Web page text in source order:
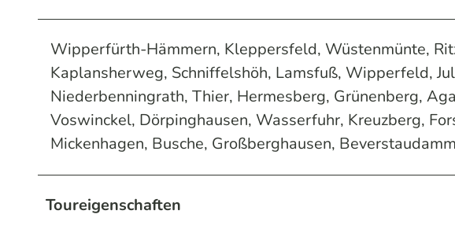
Wipperfürth-Hämmern, Kleppersfeld, Wüstenmünte,
Kaplansherweg, Schniffelshöh, Lamsfuß, Wipperfeld,
Niederbenningrath, Thier, Hermesberg, Grünenberg,
Voswinckel, Dörpinghausen, Wasserfuhr, Kreuzberg,
Mickenhagen, Busche, Großberghausen,
Toureigenschaften